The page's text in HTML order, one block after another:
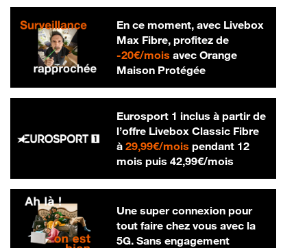
En ce moment, avec Livebox
Max Fibre, profitez de
-20€/mois20 € par mois
avec Orange
Maison Protégée
Eurosport 1 inclus à partir de
l’offre Livebox Classic Fibre
à 29,99€/mois29,99 € par mois
pendant 12
mois puis 42,99€/mois42,99 € par
Une super connexion pour
tout faire chez vous avec la
5G. Sans engagement